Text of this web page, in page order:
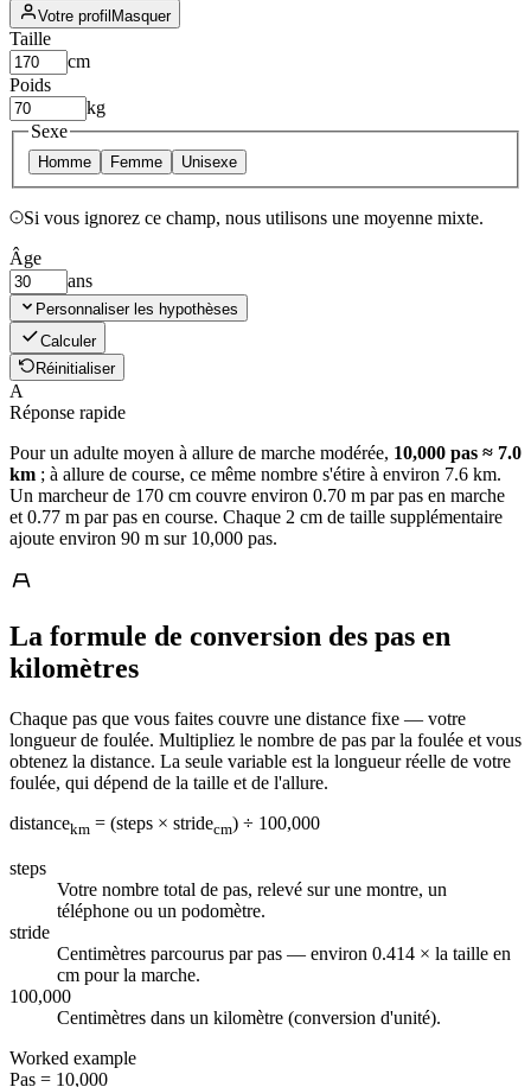
Votre profil Masquer
Taille
cm
Poids
kg
Sexe
Homme Femme Unisexe
Si vous ignorez ce champ, nous utilisons une moyenne mixte.
Âge
ans
Personnaliser les hypothèses
Calculer
Réinitialiser
A
Réponse rapide
Pour un adulte moyen à allure de marche modérée, 10,000 pas ≈ 7.0
km ; à allure de course, ce même nombre s'étire à environ 7.6 km.
Un marcheur de 170 cm couvre environ 0.70 m par pas en marche
et 0.77 m par pas en course. Chaque 2 cm de taille supplémentaire
ajoute environ 90 m sur 10,000 pas.
La formule de conversion des pas en
kilomètres
Chaque pas que vous faites couvre une distance fixe — votre
longueur de foulée. Multipliez le nombre de pas par la foulée et vous
obtenez la distance. La seule variable est la longueur réelle de votre
foulée, qui dépend de la taille et de l'allure.
distancekm = (steps × stridecm) ÷ 100,000
steps
Votre nombre total de pas, relevé sur une montre, un
téléphone ou un podomètre.
stride
Centimètres parcourus par pas — environ 0.414 × la taille en
cm pour la marche.
100,000
Centimètres dans un kilomètre (conversion d'unité).
Worked example
Pas = 10,000